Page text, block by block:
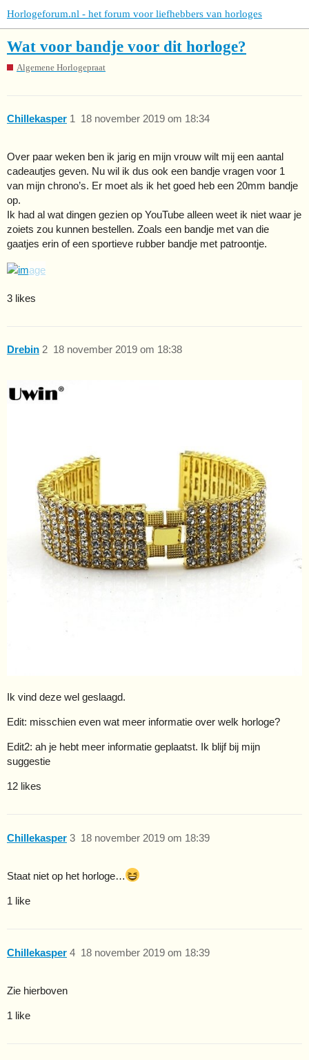
Horlogeforum.nl - het forum voor liefhebbers van horloges
Wat voor bandje voor dit horloge?
Algemene Horlogepraat
Chillekasper 18 november 2019 om 18:34
1
Over paar weken ben ik jarig en mijn vrouw wilt mij een aantal
cadeautjes geven. Nu wil ik dus ook een bandje vragen voor 1
van mijn chrono’s. Er moet als ik het goed heb een 20mm bandje
op.
Ik had al wat dingen gezien op YouTube alleen weet ik niet waar je
zoiets zou kunnen bestellen. Zoals een bandje met van die
gaatjes erin of een sportieve rubber bandje met patroontje.
3 likes
Drebin 18 november 2019 om 18:38
2
Ik vind deze wel geslaagd.
Edit: misschien even wat meer informatie over welk horloge?
Edit2: ah je hebt meer informatie geplaatst. Ik blijf bij mijn
suggestie
12 likes
Chillekasper 18 november 2019 om 18:39
3
Staat niet op het horloge…
1 like
Chillekasper 18 november 2019 om 18:39
4
Zie hierboven
1 like